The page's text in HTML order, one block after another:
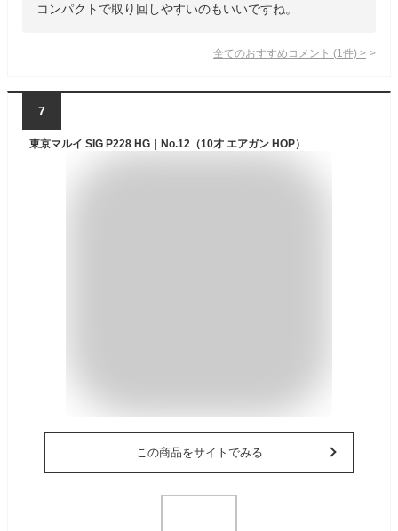
コンパクトで取り回しやすいのもいいですね。
全てのおすすめコメント (1 件) >
7
東京マルイ SIG P228 HG｜No.12（10才 エアガン HOP）
この商品をサイトでみる